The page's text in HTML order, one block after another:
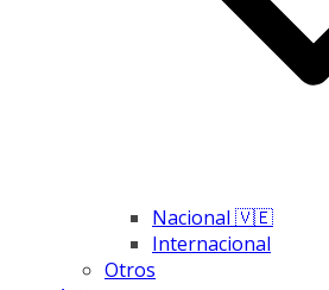
Nacional 🇻🇪
Internacional
Otros